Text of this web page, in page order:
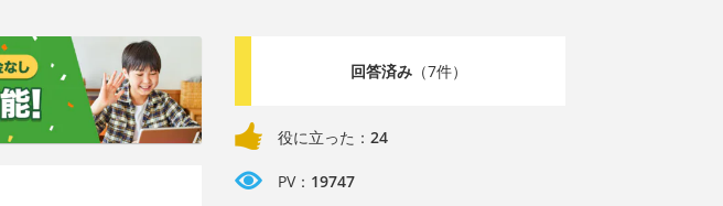
回答済み（7件）
役に立った： 24
PV： 19747